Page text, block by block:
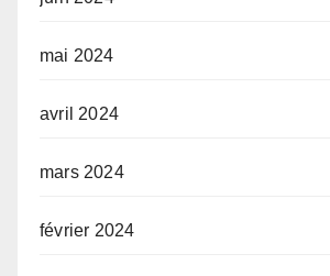
mai 2024
avril 2024
mars 2024
février 2024